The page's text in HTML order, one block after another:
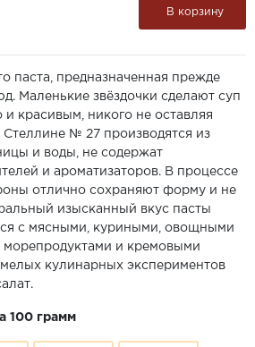
В корзину
паста, предназначенная прежде
Маленькие звёздочки сделают суп
красивым, никого не оставляя
№ 27 производятся из
и воды, не содержат
и ароматизаторов. В процессе
отлично сохраняют форму и не
изысканный вкус пасты
с мясными, куриными, овощными
морепродуктами и кремовыми
кулинарных экспериментов
100 грамм